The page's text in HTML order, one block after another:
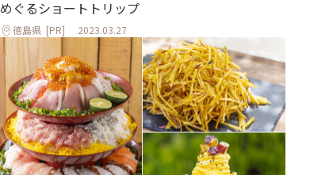
めぐるショートトリップ
徳島県 [PR] 2023.03.27